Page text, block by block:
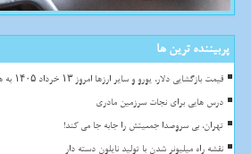
پربیننده ترین ها
قیمت بازگشایی دلار، یورو و سایر ارزها امروز ۱۳ خرداد ۱۴۰۵ به همراه جدول
درس هایی برای نجات سرزمین مادری
تهران، بی سروصدا جمعیتش را جابه جا می کند!
نقشه راه میلیونر شدن با تولید نایلون دسته دار